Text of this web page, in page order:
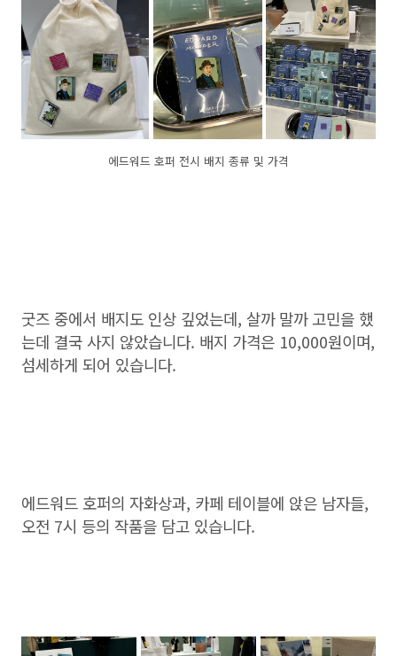
에드워드 호퍼 전시 배지 종류 및 가격
굿즈 중에서 배지도 인상 깊었는데, 살까 말까 고민을 했
는데 결국 사지 않았습니다. 배지 가격은 10,000원이며,
섬세하게 되어 있습니다.
에드워드 호퍼의 자화상과, 카페 테이블에 앉은 남자들,
오전 7시 등의 작품을 담고 있습니다.